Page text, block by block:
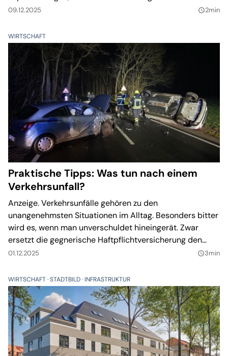
09.12.2025 query_builder2min
WIRTSCHAFT
Praktische Tipps: Was tun nach einem
Verkehrsunfall?
Anzeige. Verkehrsunfälle gehören zu den
unangenehmsten Situationen im Alltag. Besonders bitter
wird es, wenn man unverschuldet hineingerät. Zwar
ersetzt die gegnerische Haftpflichtversicherung den
Schaden. Doch bis dahin können zahlreiche Fehler
01.12.2025 query_builder3min
WIRTSCHAFT STADTBILD INFRASTRUKTUR